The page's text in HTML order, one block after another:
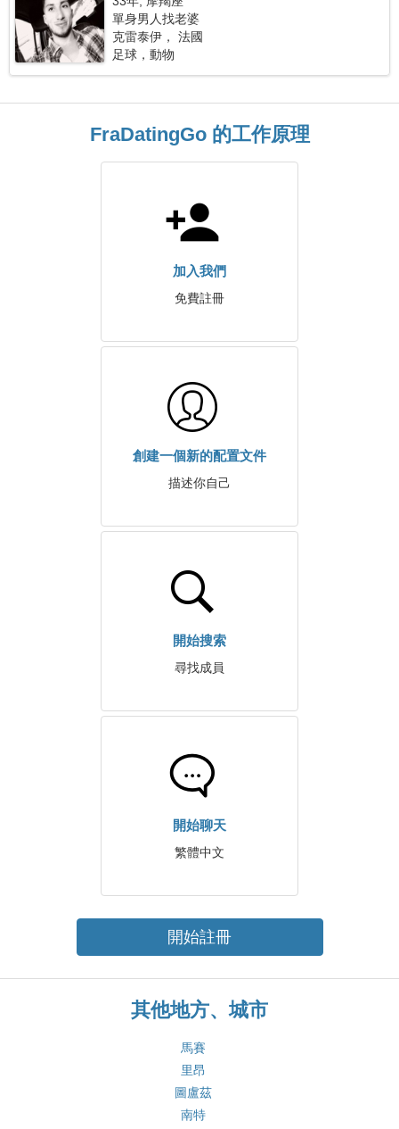
單身男人找老婆
克雷泰伊， 法國
足球，動物
FraDatingGo 的工作原理
加入我們
免費註冊
創建一個新的配置文件
描述你自己
開始搜索
尋找成員
開始聊天
繁體中文
開始註冊
其他地方、城市
馬賽
里昂
圖盧茲
南特